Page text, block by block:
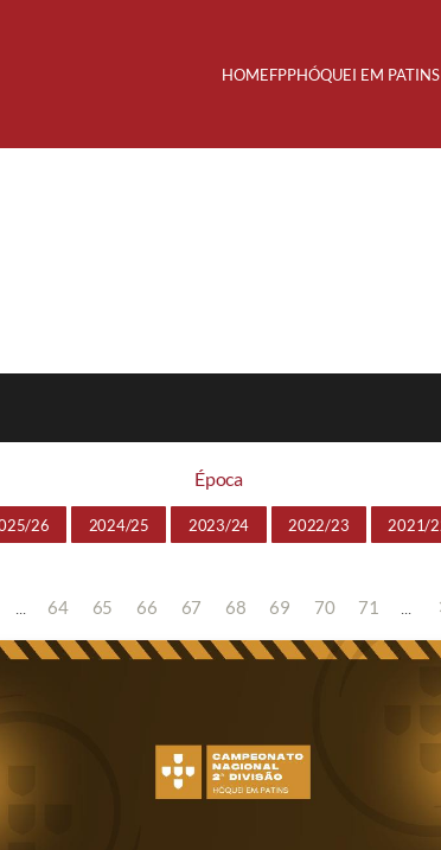
HOMEFPPHÓQUEI EM PATINS
Época
26 2024/25 2023/24 2022/23 2021/
... 64 65 66 67 68 69 70 71 ...